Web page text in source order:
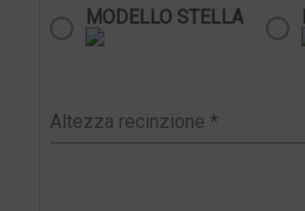
MODELLO STELLA